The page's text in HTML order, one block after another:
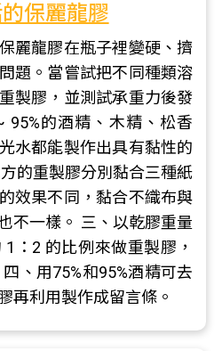
保麗龍膠
麗龍膠在瓶子裡變硬、擠
題。當嘗試把不同種類溶
製膠，並測試承重力後發
95%的酒精、木精、松香
水都能製作出具有黏性的
的重製膠分別黏合三種紙
效果不同，黏合不織布與
不一樣。 三、以乾膠重量
：2 的比例來做重製膠，
、用75%和95%酒精可去
再利用製作成留言條。